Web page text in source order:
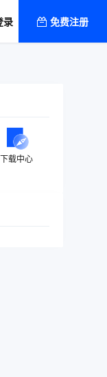
录 免费注册
下载中心